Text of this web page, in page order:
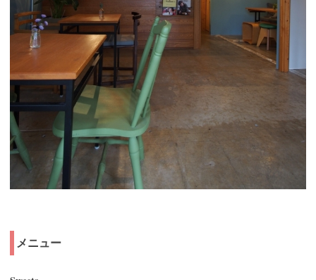
メニュー